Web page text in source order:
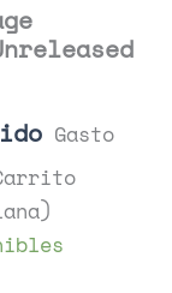
Gasto